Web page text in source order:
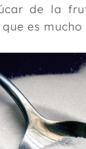
de la
es